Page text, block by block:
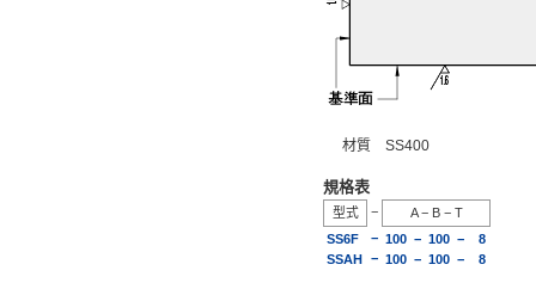
材質 SS400
規格表
型式 −
A − B − T
SS6F
SSAH
−
−
100 − 100 − 8
100 − 100 − 8